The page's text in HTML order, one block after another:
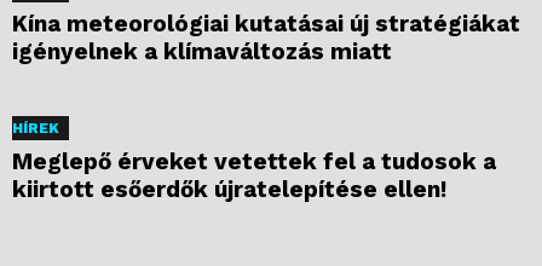
Kína meteorológiai kutatásai új stratégiákat
igényelnek a klímaváltozás miatt
HÍREK
Meglepő érveket vetettek fel a tudosok a
kiirtott esőerdők újratelepítése ellen!